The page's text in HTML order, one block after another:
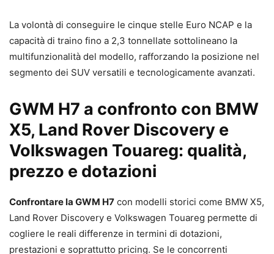
La volontà di conseguire le cinque stelle Euro NCAP e la
capacità di traino fino a 2,3 tonnellate sottolineano la
multifunzionalità del modello, rafforzando la posizione nel
segmento dei SUV versatili e tecnologicamente avanzati.
GWM H7 a confronto con BMW
X5, Land Rover Discovery e
Volkswagen Touareg: qualità,
prezzo e dotazioni
Confrontare la GWM H7 con modelli storici come BMW X5,
Land Rover Discovery e Volkswagen Touareg permette di
cogliere le reali differenze in termini di dotazioni,
prestazioni e soprattutto pricing. Se le concorrenti